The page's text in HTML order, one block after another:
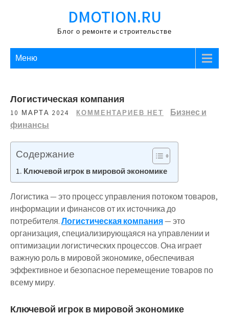
DMOTION.RU
Блог о ремонте и строительстве
Меню
Логистическая компания
10 МАРТА 2024 КОММЕНТАРИЕВ НЕТ
Бизнес и
финансы
Содержание
Ключевой игрок в мировой экономике
Логистика — это процесс управления потоком товаров,
информации и финансов от их источника до
потребителя.Логистическая компания— это
организация, специализирующаяся на управлении и
оптимизации логистических процессов. Она играет
важную роль в мировой экономике, обеспечивая
эффективное и безопасное перемещение товаров по
всему миру.
Ключевой игрок в мировой экономике